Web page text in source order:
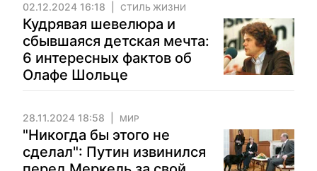
02.12.2024 16:18 СТИЛЬ ЖИЗНИ
Кудрявая шевелюра и
сбывшаяся детская мечта:
6 интересных фактов об
Олафе Шольце
28.11.2024 18:58 МИР
"Никогда бы этого не
сделал": Путин извинился